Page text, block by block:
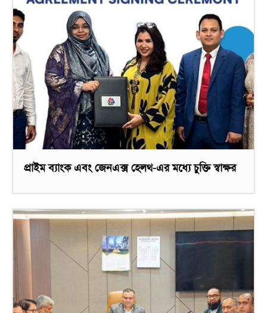
প্রাইম ব্যাংক এবং জেনএক্স হেলথ-এর মধ্যে চুক্তি স্বাক্ষর